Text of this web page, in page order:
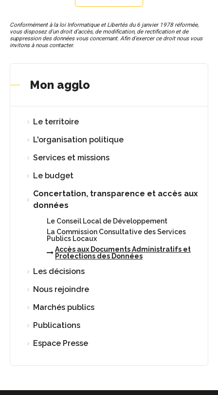
Conformément à la loi Informatique et Libertés du 6 janvier 1978 réformée,
vous disposez d'un droit d’accès, de modification, de rectification et de
suppression des données vous concernant. Afin d'exercer ce droit nous vous
invitons à nous contacter.
Mon agglo
Le territoire
L'organisation politique
Services et missions
Le budget
Concertation, transparence et accès aux
données
Le Conseil Local de Développement
La Commission Consultative des Services
Publics Locaux
Accès aux Documents Administratifs et
Protections des Données
Les décisions
Nous rejoindre
Marchés publics
Publications
Espace Presse